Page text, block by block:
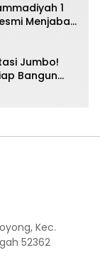
1
Menjabat
Asmam 86
Jumbo!
Bangun
Kerja
Kec.
52362